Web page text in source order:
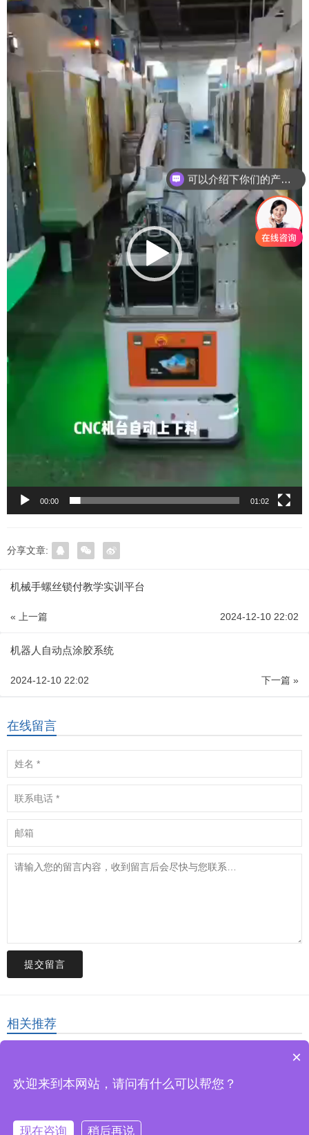
频
播
放
器
00:00 01:02
分享文章:
机械手螺丝锁付教学实训平台
« 上一篇 2024-12-10 22:02
机器人自动点涂胶系统
下一篇 »
2024-12-10 22:02
在线留言
提交留言
相关推荐
© 2026. All Rights Reserved.Copyright © 2020-2025 九棵松科技(深圳)
可以介绍下你们的产品么
×
欢迎来到本网站，请问有什么可以帮您？
现在咨询 稍后再说